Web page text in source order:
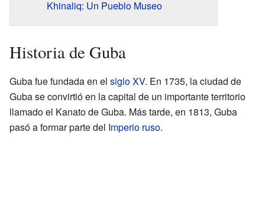
Khinaliq: Un Pueblo Museo
Historia de Guba
Guba fue fundada en el siglo XV. En 1735, la ciudad de
Guba se convirtió en la capital de un importante territorio
llamado el Kanato de Guba. Más tarde, en 1813, Guba
pasó a formar parte del Imperio ruso.